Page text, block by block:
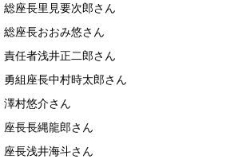
総座長里見要次郎さん
総座長おおみ悠さん
責任者浅井正二郎さん
勇組座長中村時太郎さん
澤村悠介さん
座長長縄龍郎さん
座長浅井海斗さん